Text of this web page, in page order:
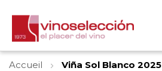
Accueil Viña Sol Blanco 2025